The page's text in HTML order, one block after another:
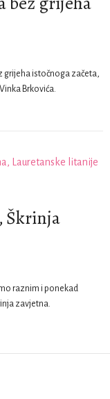
grijeha istočnoga začeta,
Brkovića.
Škrinja
raznim i ponekad
zavjetna.